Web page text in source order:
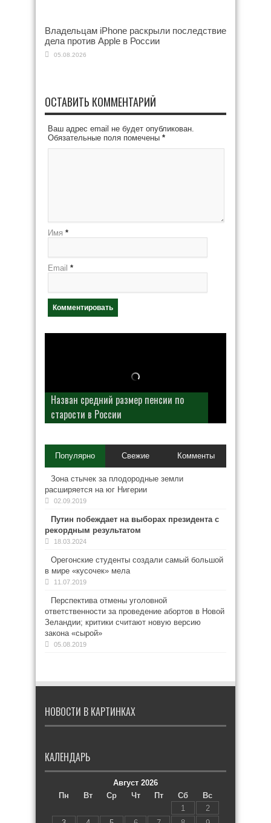
Владельцам iPhone раскрыли последствие
дела против Apple в России
05.08.2026
ОСТАВИТЬ КОММЕНТАРИЙ
Ваш адрес email не будет опубликован.
Обязательные поля помечены *
Имя *
Email *
Назван средний размер пенсии по
старости в России
Популярно Свежие Комменты
Зона стычек за плодородные земли
расширяется на юг Нигерии
02.09.2019
Путин побеждает на выборах президента с
рекордным результатом
18.03.2024
Орегонские студенты создали самый большой
в мире «кусочек» мела
11.07.2019
Перспектива отмены уголовной
ответственности за проведение абортов в Новой
Зеландии; критики считают новую версию
закона «сырой»
05.08.2019
НОВОСТИ В КАРТИНКАХ
КАЛЕНДАРЬ
Август 2026
Пн
Вт Ср Чт Пт Сб
Вс
1
2